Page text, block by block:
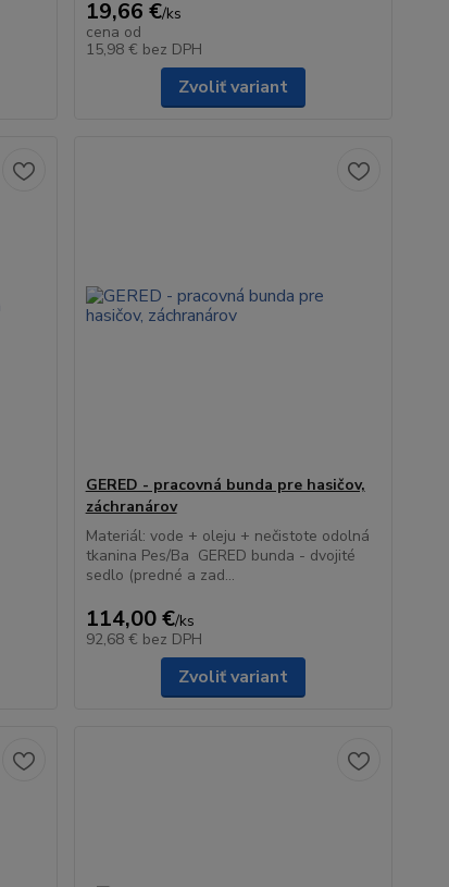
19,66 €/ks
cena od
15,98 € bez DPH
Zvoliť variant
GERED - pracovná bunda pre hasičov,
záchranárov
Materiál: vode + oleju + nečistote odolná
tkanina Pes/Ba GERED bunda - dvojité
sedlo (predné a zad...
114,00 €/ks
92,68 € bez DPH
Zvoliť variant